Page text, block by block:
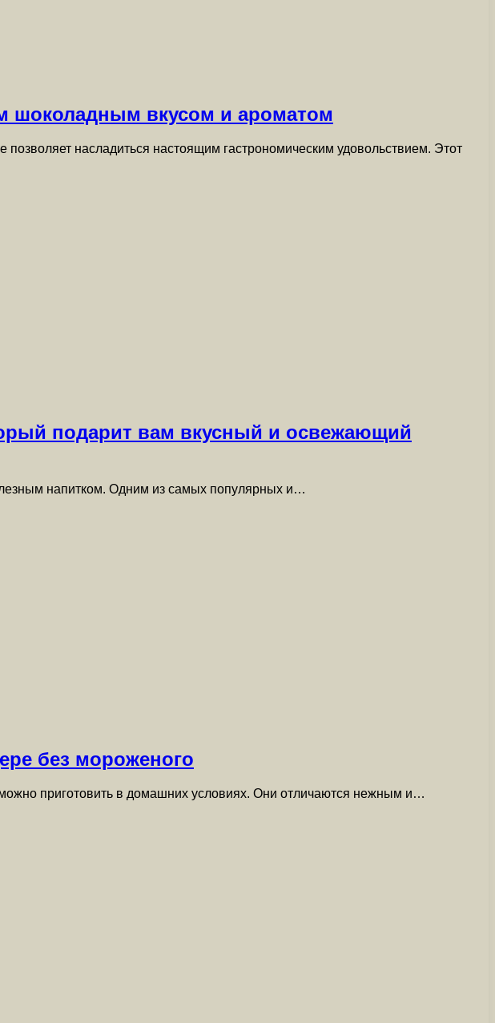
шоколадным вкусом и ароматом
насладиться настоящим гастрономическим удовольствием. Этот
подарит вам вкусный и освежающий
напитком. Одним из самых популярных и…
без мороженого
приготовить в домашних условиях. Они отличаются нежным и…